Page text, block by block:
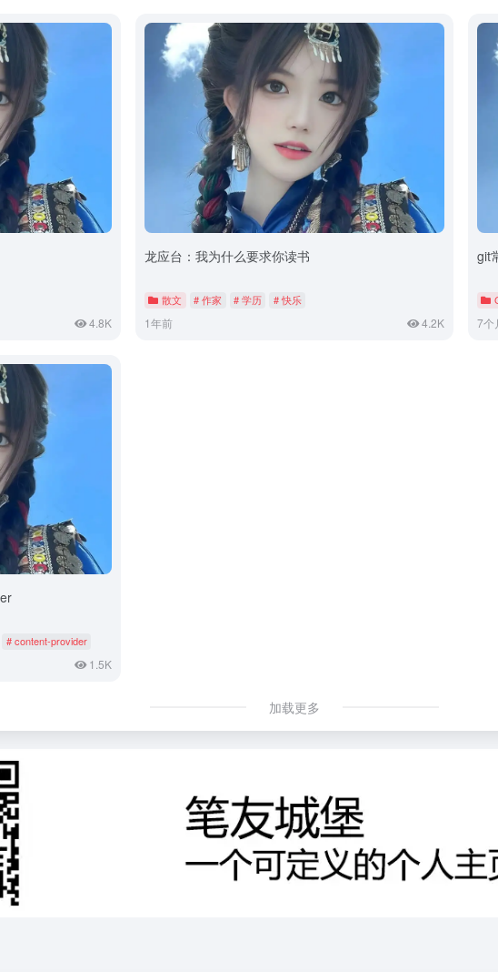
4.8K
龙应台：我为什么要求你读书
散文 # 作家 # 学历 # 快乐
1年前 4.2K
git
7个
# content-provider
1.5K
加载更多